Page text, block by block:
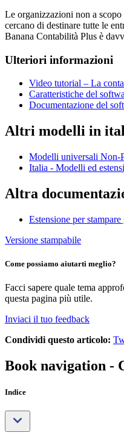
Le organizzazioni non a
cercano di destinare tutte le
Banana Contabilità Plus è
Ulteriori informazioni
Video tutorial – La
Caratteristiche del
Documentazione del
Altri modelli in
Modelli universali Non-
Italia - Modelli ed
Altra
Estensione per
Versione stampabile
Come possiamo aiutarti meglio?
Facci sapere quale tema
questa pagina più utile.
Inviaci il tuo feedback
Condividi questo articolo:
Book navigation -
Indice